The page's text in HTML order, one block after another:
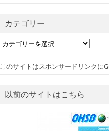
カテゴリー
カ
リ
このサイトはスポンサードリンクに
以前のサイトはこちら